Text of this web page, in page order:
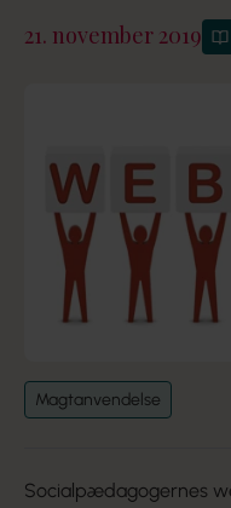
21. november 2019
Magtanvendelse
Socialpædagogernes